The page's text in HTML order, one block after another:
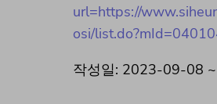
url=https://
osi/
작성일: 2023-09-08 ~